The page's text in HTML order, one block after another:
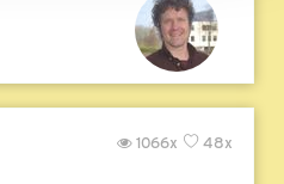
48x
1066x